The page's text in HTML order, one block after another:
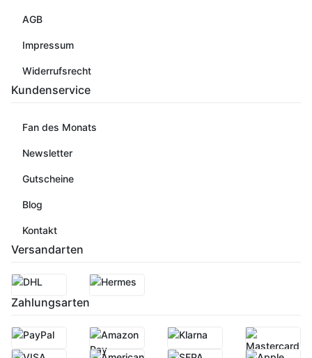
AGB
Impressum
Widerrufsrecht
Kundenservice
Fan des Monats
Newsletter
Gutscheine
Blog
Kontakt
Versandarten
Zahlungsarten